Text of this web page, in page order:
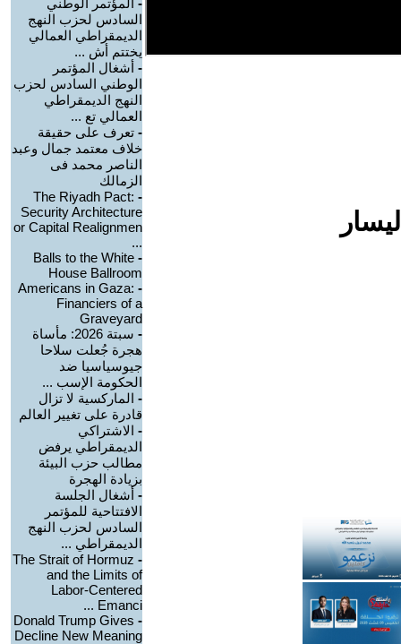
- المؤتمر الوطني
السادس لحزب النهج
الديمقراطي العمالي
يختتم أش ...
- أشغال المؤتمر
الوطني السادس لحزب
النهج الديمقراطي
العمالي تع ...
- تعرف على حقيقة
خلاف معتمد جمال وعبد
الناصر محمد فى
الزمالك
-
The Riyadh Pact:
Security Architecture
or Capital Realignmen
...
-
Balls to the White
House Ballroom
-
Americans in Gaza:
Financiers of a
Graveyard
-
سبتة 2026: مأساة
هجرة جُعلت سلاحا
جيوسياسيا ضد
الحكومة الإسب ...
- الماركسية لا تزال
قادرة على تغيير العالم
- الاشتراكي
الديمقراطي يرفض
مطالب حزب البيئة
بزيادة الهجرة
- أشغال الجلسة
الافتتاحية للمؤتمر
السادس لحزب النهج
الديمقراطي ...
-
The Strait of Hormuz
and the Limits of
Labor-Centered
Emanci ...
-
Donald Trump Gives
Decline New Meaning